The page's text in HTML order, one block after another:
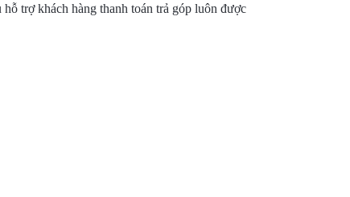
trợ khách hàng thanh toán trả góp luôn được